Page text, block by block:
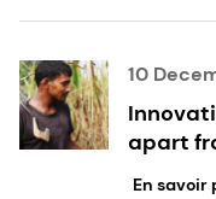
10
apart
En savoir